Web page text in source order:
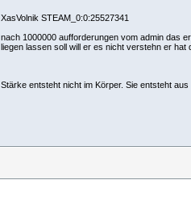
XasVolnik STEAM_0:0:25527341
nach 1000000 aufforderungen vom admin das
liegen lassen soll will er es nicht verstehn er hat
Stärke entsteht nicht im Körper. Sie entsteht